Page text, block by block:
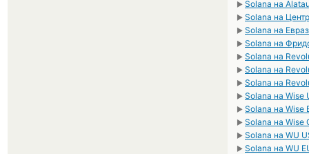
► Solana на
► Solana на
► Solana на
► Solana на
► Solana на
► Solana на
► Solana на
► Solana на Wise
► Solana на Wise
► Solana на Wise
► Solana на WU
► Solana на WU